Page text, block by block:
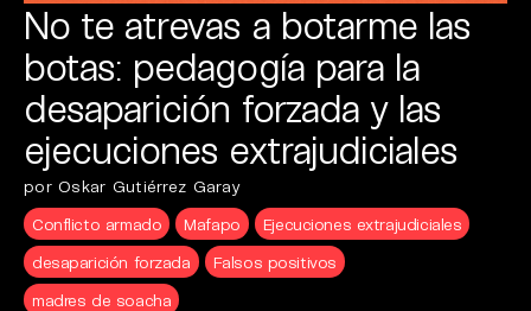
No te atrevas a botarme las
botas: pedagogía para la
desaparición forzada y las
ejecuciones extrajudiciales
por Oskar Gutiérrez Garay
Conflicto armado
Mafapo
Ejecuciones extrajudiciales
desaparición forzada
Falsos positivos
madres de soacha